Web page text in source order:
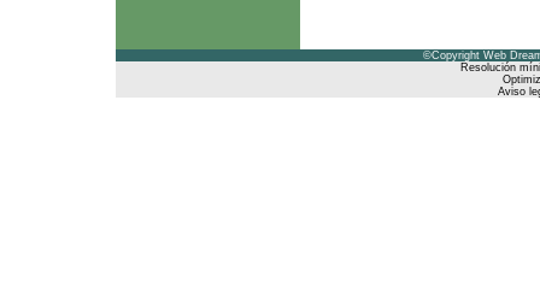
©Copyright Web
Resolución
Aviso